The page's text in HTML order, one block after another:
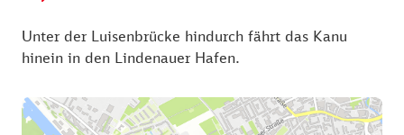
Unter der Luisenbrücke hindurch fährt das Kanu
hinein in den Lindenauer Hafen.